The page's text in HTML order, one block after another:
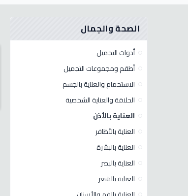
الصحة والجمال
أدوات التجميل
أطقم ومجموعات التجميل
الاستحمام والعناية بالجسم
الحلاقة والعناية الشخصية
العناية بالأذن
العناية بالأظافر
العناية بالبشرة
العناية بالبصر
العناية بالشعر